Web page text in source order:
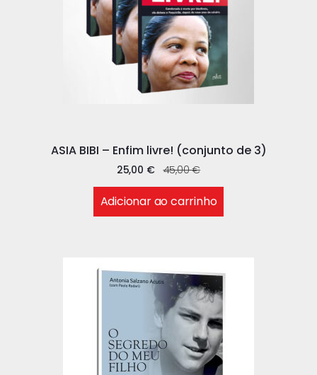
ASIA BIBI – Enfim livre! (conjunto de 3)
45,00€
25,00 €
Adicionar ao carrinho